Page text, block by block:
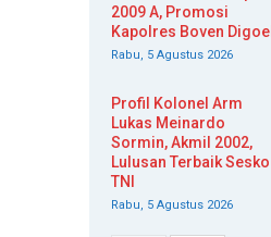
2009 A, Promosi
Kapolres Boven Digoel
Rabu, 5 Agustus 2026
Profil Kolonel Arm
Lukas Meinardo
Sormin, Akmil 2002,
Lulusan Terbaik Sesko
TNI
Rabu, 5 Agustus 2026